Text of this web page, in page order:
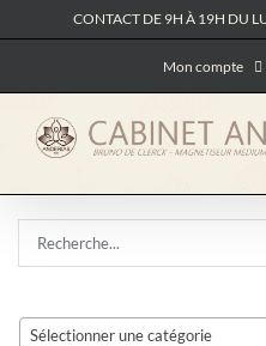
au
CONTACT DE 9H À 19H DU
Mon compte
Sélectionner une catégorie